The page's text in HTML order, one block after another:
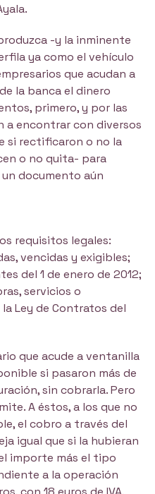
-y la inminente
ya como el vehículo
que acudan a
la banca el dinero
primero, y por las
a encontrar con diversos
si rectificaron o no la
o no quita- para
documento aún
requisitos legales:
vencidas y exigibles;
del 1 de enero de 2012;
servicios o
Ley de Contratos del
que acude a ventanilla
si pasaron más de
sin cobrarla. Pero
A éstos, a los que no
el cobro a través del
igual que si la hubieran
importe más el tipo
a la operación